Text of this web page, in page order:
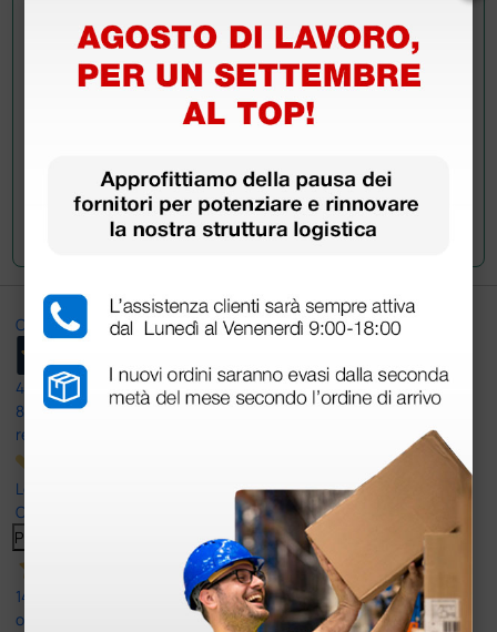
acquistato questo prodotto.
Invia la tua domanda
Ottimo
4,6
/5
8.330
recensioni
Le nostre recensioni a 4 e 5 stelle.
Clicca qui per leggerle tutte >
Precedente
14 Luglio 2026
ottima